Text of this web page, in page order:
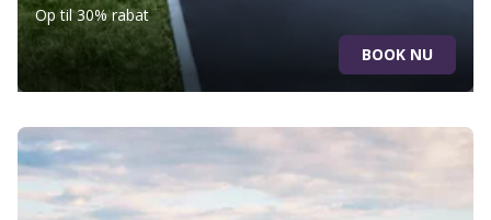
Op til 30% rabat
BOOK NU